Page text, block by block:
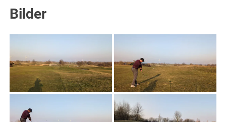
Bilder